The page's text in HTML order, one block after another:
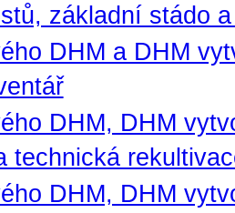
základní stádo
DHM a DHM
DHM, DHM
technická
DHM, DHM